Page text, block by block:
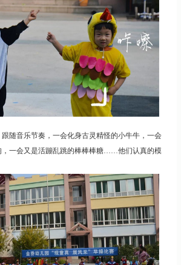
随音乐节奏，一会化身古灵精怪的小牛牛，一会
，一会又是活蹦乱跳的棒棒棒糖……他们认真的模